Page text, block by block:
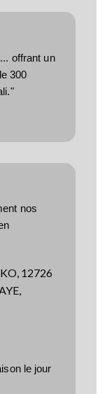
offrant un
300
nos
12726
le jour